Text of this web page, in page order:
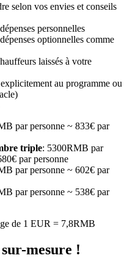
selon vos envies et conseils
personnelles
optionnelles comme
laissés à votre
au programme ou
par personne ~ 833€ par
triple: 5300RMB par
par personne
par personne ~ 602€ par
par personne ~ 538€ par
de 1 EUR = 7,8RMB
mesure !